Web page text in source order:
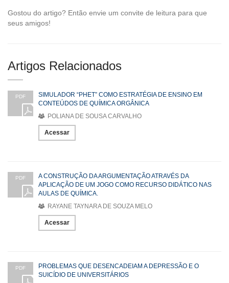
Gostou do artigo? Então envie um convite de leitura para que
seus amigos!
Artigos Relacionados
PDF
SIMULADOR “PHET” COMO ESTRATÉGIA DE ENSINO EM
CONTEÚDOS DE QUÍMICA ORGÂNICA
POLIANA DE SOUSA CARVALHO
Acessar
PDF
A CONSTRUÇÃO DA ARGUMENTAÇÃO ATRAVÉS DA
APLICAÇÃO DE UM JOGO COMO RECURSO DIDÁTICO NAS
AULAS DE QUÍMICA.
RAYANE TAYNARA DE SOUZA MELO
Acessar
PDF
PROBLEMAS QUE DESENCADEIAM A DEPRESSÃO E O
SUICÍDIO DE UNIVERSITÁRIOS